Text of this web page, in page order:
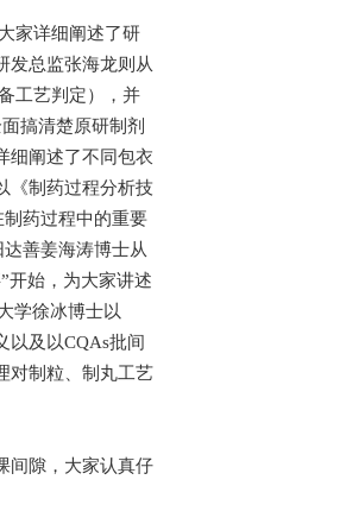
家详细阐述了研
发总监张海龙则从
工艺判定），并
搞清楚原研制剂
细阐述了不同包衣
《制药过程分析技
药过程中的重要
善姜海涛博士从
开始，为大家讲述
学徐冰博士以
以及以CQAs批间
对制粒、制丸工艺
间隙，大家认真仔